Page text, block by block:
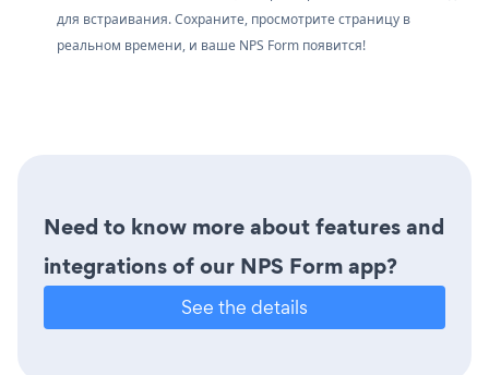
для встраивания. Сохраните, просмотрите страницу в
реальном времени, и ваше NPS Form появится!
Need to know more about features and
integrations of our NPS Form app?
See the details